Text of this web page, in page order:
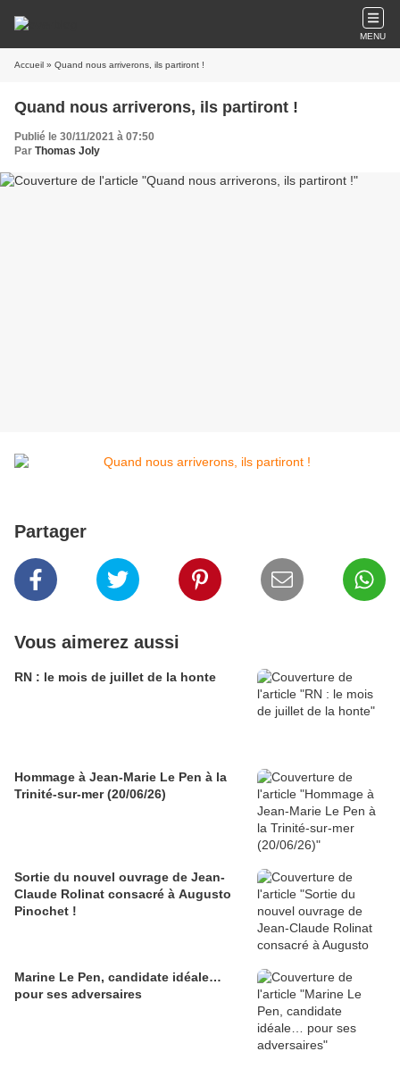
MENU
Accueil » Quand nous arriverons, ils partiront !
Quand nous arriverons, ils partiront !
Publié le 30/11/2021 à 07:50
Par Thomas Joly
Partager
Vous aimerez aussi
RN : le mois de juillet de la honte
Hommage à Jean-Marie Le Pen à la
Trinité-sur-mer (20/06/26)
Sortie du nouvel ouvrage de Jean-
Claude Rolinat consacré à Augusto
Pinochet !
Marine Le Pen, candidate idéale…
pour ses adversaires